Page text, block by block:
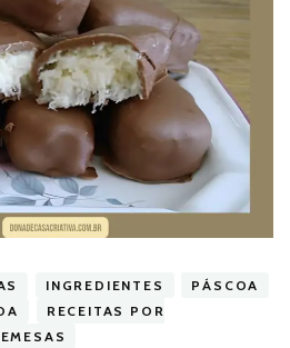
INGREDIENTES
PÁSCOA
RECEITAS POR